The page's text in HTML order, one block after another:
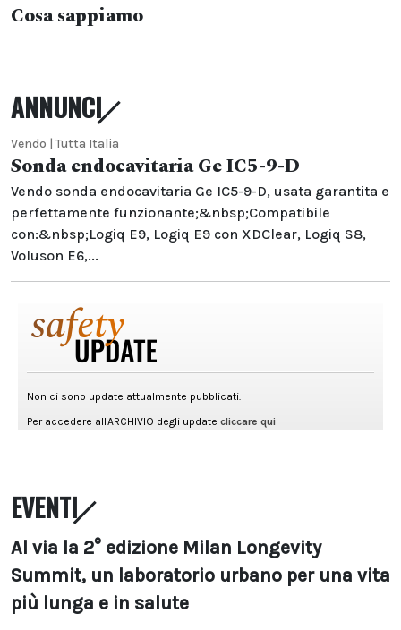
Cosa sappiamo
ANNUNCI
Vendo | Tutta Italia
Sonda endocavitaria Ge IC5-9-D
Vendo sonda endocavitaria Ge IC5-9-D, usata garantita e
perfettamente funzionante;&nbsp;Compatibile
con:&nbsp;Logiq E9, Logiq E9 con XDClear, Logiq S8,
Voluson E6,...
EVENTI
Al via la 2° edizione Milan Longevity
Summit, un laboratorio urbano per una vita
più lunga e in salute